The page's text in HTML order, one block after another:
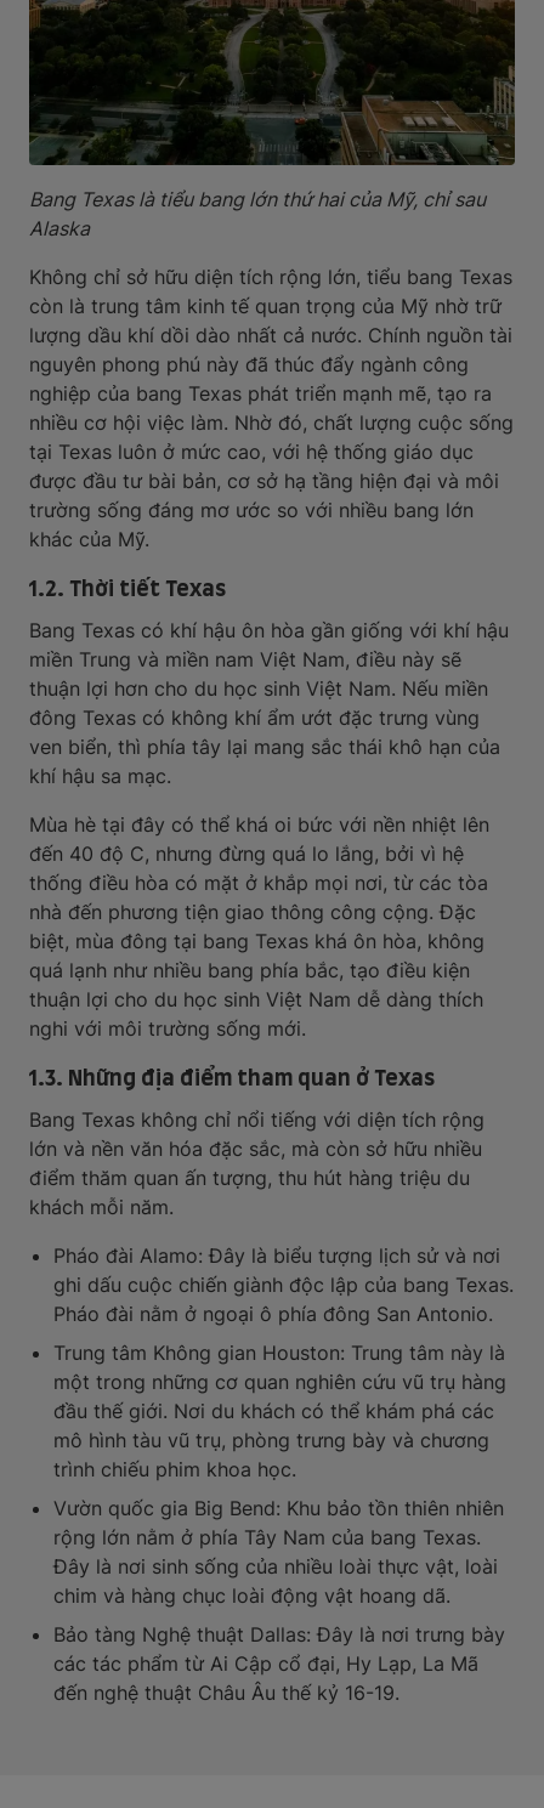
Bang Texas là tiểu bang lớn thứ hai của Mỹ, chỉ sau
Alaska
Không chỉ sở hữu diện tích rộng lớn, tiểu bang Texas
còn là trung tâm kinh tế quan trọng của Mỹ nhờ trữ
lượng dầu khí dồi dào nhất cả nước. Chính nguồn tài
nguyên phong phú này đã thúc đẩy ngành công
nghiệp của bang Texas phát triển mạnh mẽ, tạo ra
nhiều cơ hội việc làm. Nhờ đó, chất lượng cuộc sống
tại Texas luôn ở mức cao, với hệ thống giáo dục
được đầu tư bài bản, cơ sở hạ tầng hiện đại và môi
trường sống đáng mơ ước so với nhiều bang lớn
khác của Mỹ.
1.2. Thời tiết Texas
Bang Texas có khí hậu ôn hòa gần giống với khí hậu
miền Trung và miền nam Việt Nam, điều này sẽ
thuận lợi hơn cho du học sinh Việt Nam. Nếu miền
đông Texas có không khí ẩm ướt đặc trưng vùng
ven biển, thì phía tây lại mang sắc thái khô hạn của
khí hậu sa mạc.
Mùa hè tại đây có thể khá oi bức với nền nhiệt lên
đến 40 độ C, nhưng đừng quá lo lắng, bởi vì hệ
thống điều hòa có mặt ở khắp mọi nơi, từ các tòa
nhà đến phương tiện giao thông công cộng. Đặc
biệt, mùa đông tại bang Texas khá ôn hòa, không
quá lạnh như nhiều bang phía bắc, tạo điều kiện
thuận lợi cho du học sinh Việt Nam dễ dàng thích
nghi với môi trường sống mới.
1.3. Những địa điểm tham quan ở Texas
Bang Texas không chỉ nổi tiếng với diện tích rộng
lớn và nền văn hóa đặc sắc, mà còn sở hữu nhiều
điểm thăm quan ấn tượng, thu hút hàng triệu du
khách mỗi năm.
Pháo đài Alamo: Đây là biểu tượng lịch sử và nơi
ghi dấu cuộc chiến giành độc lập của bang Texas.
Pháo đài nằm ở ngoại ô phía đông San Antonio.
Trung tâm Không gian Houston: Trung tâm này là
một trong những cơ quan nghiên cứu vũ trụ hàng
đầu thế giới. Nơi du khách có thể khám phá các
mô hình tàu vũ trụ, phòng trưng bày và chương
trình chiếu phim khoa học.
Vườn quốc gia Big Bend: Khu bảo tồn thiên nhiên
rộng lớn nằm ở phía Tây Nam của bang Texas.
Đây là nơi sinh sống của nhiều loài thực vật, loài
chim và hàng chục loài động vật hoang dã.
Bảo tàng Nghệ thuật Dallas: Đây là nơi trưng bày
các tác phẩm từ Ai Cập cổ đại, Hy Lạp, La Mã
đến nghệ thuật Châu Âu thế kỷ 16-19.